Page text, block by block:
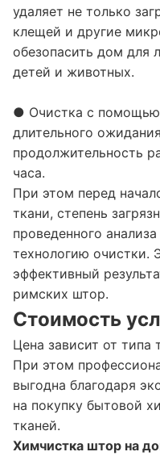
удаляет не только
клещей и другие
обезопасить дом для
детей и животных.
● Очистка с помощью
длительного
продолжительность
часа.
При этом перед
ткани, степень
проведенного
технологию очистки.
эффективный
римских штор.
Стоимость
Цена зависит от типа
При этом
выгодна благодаря
на покупку бытовой
тканей.
Химчистка штор на